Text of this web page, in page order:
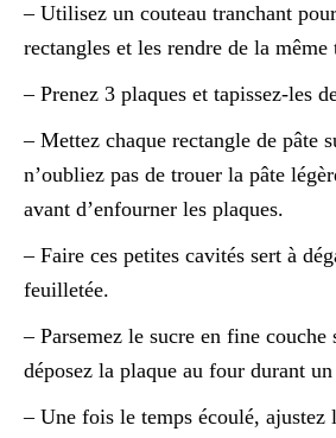
– Utilisez un couteau tranchant
rectangles et les rendre de la même
– Prenez 3 plaques et tapissez-les
– Mettez chaque rectangle de pâte
n’oubliez pas de trouer la pâte
avant d’enfourner les plaques.
– Faire ces petites cavités sert à
feuilletée.
– Parsemez le sucre en fine couche
déposez la plaque au four durant un
– Une fois le temps écoulé, ajustez